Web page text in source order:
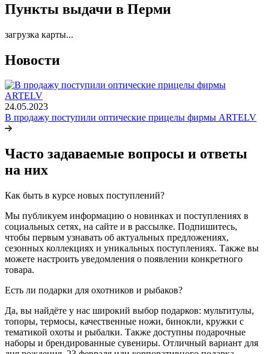
Пункты выдачи в Перми
загрузка карты...
Новости
24.05.2023
В продажу поступили оптические прицелы фирмы ARTELV
Часто задаваемые вопросы и ответы
на них
Как быть в курсе новых поступлений?
Мы публикуем информацию о новинках и поступлениях в
социальных сетях, на сайте и в рассылке. Подпишитесь,
чтобы первым узнавать об актуальных предложениях,
сезонных коллекциях и уникальных поступлениях. Также вы
можете настроить уведомления о появлении конкретного
товара.
Есть ли подарки для охотников и рыбаков?
Да, вы найдёте у нас широкий выбор подарков: мультитулы,
топоры, термосы, качественные ножи, бинокли, кружки с
тематикой охоты и рыбалки. Также доступны подарочные
наборы и брендированные сувениры. Отличный вариант для